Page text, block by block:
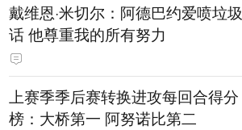
戴维恩·米切尔：阿德巴约爱喷垃圾
话 他尊重我的所有努力
上赛季季后赛转换进攻每回合得分
榜：大桥第一 阿努诺比第二